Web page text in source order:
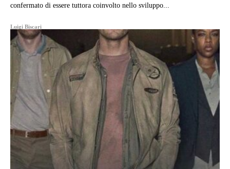
confermato di essere tuttora coinvolto nello sviluppo...
Luigi Biscari